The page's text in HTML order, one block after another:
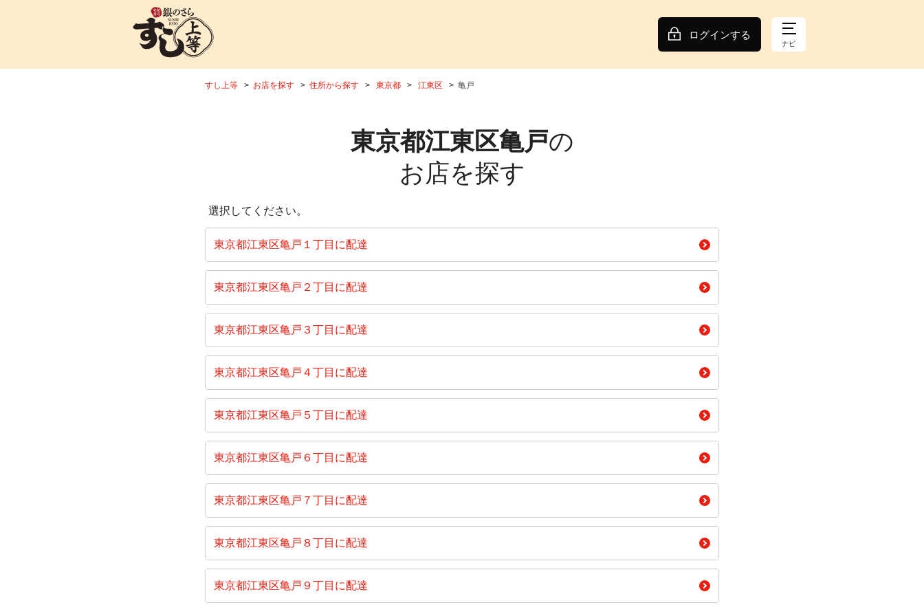
ログインする
ナビ
すし上等 お店を探す 住所から探す 東京都 江東区 亀戸
東京都江東区亀戸の
お店を探す
選択してください。
東京都江東区亀戸１丁目に配達
東京都江東区亀戸２丁目に配達
東京都江東区亀戸３丁目に配達
東京都江東区亀戸４丁目に配達
東京都江東区亀戸５丁目に配達
東京都江東区亀戸６丁目に配達
東京都江東区亀戸７丁目に配達
東京都江東区亀戸８丁目に配達
東京都江東区亀戸９丁目に配達